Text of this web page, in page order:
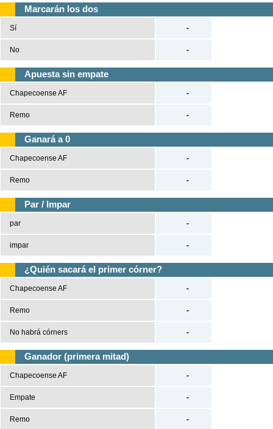
Marcarán los dos
Sí
No
-
-
Apuesta sin empate
Chapecoense AF
Remo
-
-
Ganará a 0
Chapecoense AF
Remo
-
-
Par / Impar
par
impar
-
-
¿Quién sacará el primer córner?
Chapecoense AF
Remo
No habrá córners
-
-
-
Ganador (primera mitad)
Chapecoense AF
Empate
Remo
-
-
-
Casas de Apuestas